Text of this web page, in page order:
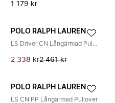
1 179 kr
POLO RALPH LAUREN
LS Driver CN Långärmad Pullover
2 338 kr2 461 kr
POLO RALPH LAUREN
LS CN PP Långärmad Pullover